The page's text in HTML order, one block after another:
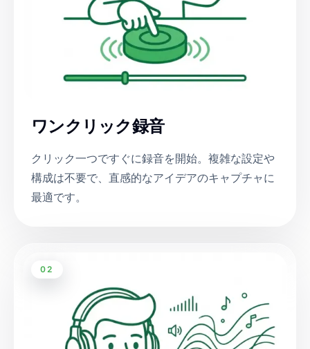
ワンクリック録音
クリック一つですぐに録音を開始。複雑な設定や
構成は不要で、直感的なアイデアのキャプチャに
最適です。
02